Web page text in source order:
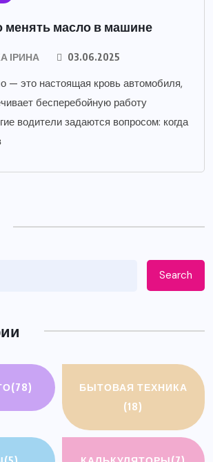
менять масло в машине
ІРИНА 03.06.2025
— это настоящая кровь автомобиля,
бесперебойную работу
водители задаются вопросом: когда
Search
(78)
БЫТОВАЯ ТЕХНИКА
(18)